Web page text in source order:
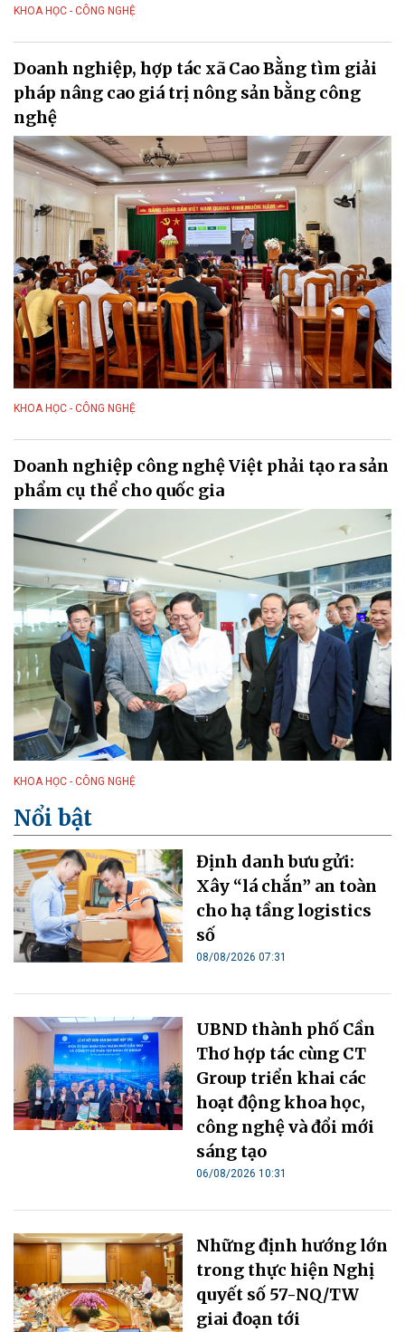
KHOA HỌC - CÔNG NGHỆ
Doanh nghiệp, hợp tác xã Cao Bằng tìm giải
pháp nâng cao giá trị nông sản bằng công
nghệ
KHOA HỌC - CÔNG NGHỆ
Doanh nghiệp công nghệ Việt phải tạo ra sản
phẩm cụ thể cho quốc gia
KHOA HỌC - CÔNG NGHỆ
Nổi bật
Định danh bưu gửi:
Xây “lá chắn” an toàn
cho hạ tầng logistics
số
08/08/2026 07:31
UBND thành phố Cần
Thơ hợp tác cùng CT
Group triển khai các
hoạt động khoa học,
công nghệ và đổi mới
sáng tạo
06/08/2026 10:31
Những định hướng lớn
trong thực hiện Nghị
quyết số 57-NQ/TW
giai đoạn tới